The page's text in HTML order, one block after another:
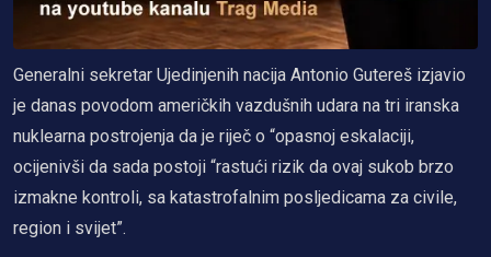
Generalni sekretar Ujedinjenih nacija Antonio Gutereš izjavio
je danas povodom američkih vazdušnih udara na tri iranska
nuklearna postrojenja da je riječ o “opasnoj eskalaciji,
ocijenivši da sada postoji “rastući rizik da ovaj sukob brzo
izmakne kontroli, sa katastrofalnim posljedicama za civile,
region i svijet”.